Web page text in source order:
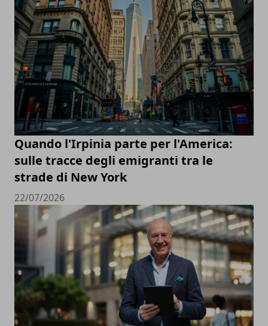
Quando l'Irpinia parte per l'America:
sulle tracce degli emigranti tra le
strade di New York
22/07/2026